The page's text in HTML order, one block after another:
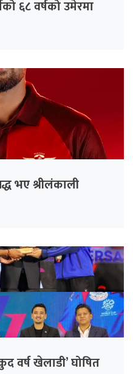
६८ वर्षको उमेरमा
भए श्रीलंकाली
वर्ष खेलाडी’ घोषित